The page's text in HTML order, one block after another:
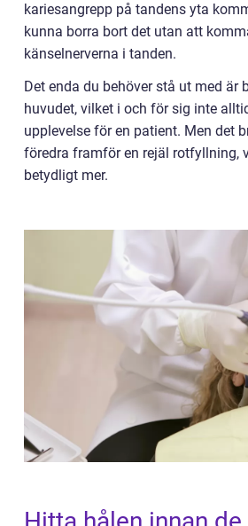
kariesangrepp på tandens yta
kunna borra bort det utan att
känselnerverna i tanden.
Det enda du behöver stå ut med är
huvudet, vilket i och för sig inte
upplevelse för en patient. Men det
föredra framför en rejäl rotfyllning,
betydligt mer.